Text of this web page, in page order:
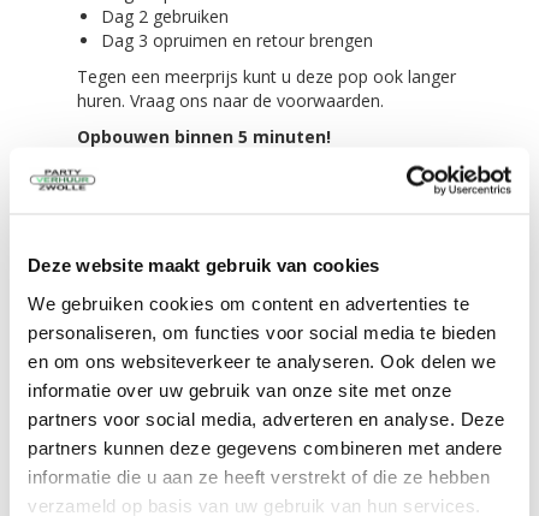
Deze website maakt gebruik van cookies
We gebruiken cookies om content en advertenties te
personaliseren, om functies voor social media te bieden
en om ons websiteverkeer te analyseren. Ook delen we
informatie over uw gebruik van onze site met onze
partners voor social media, adverteren en analyse. Deze
partners kunnen deze gegevens combineren met andere
informatie die u aan ze heeft verstrekt of die ze hebben
verzameld op basis van uw gebruik van hun services.
Dag 2 gebruiken
Dag 3 opruimen en retour brengen
Tegen een meerprijs kunt u deze pop ook langer
huren. Vraag ons naar de voorwaarden.
Opbouwen binnen 5 minuten!
Het opbouwen van de pop kunt u zelf. Liefst met
'Meneer" binnen 5 minuten!
Alles wordt meegeleverd bij het huren van de
feestpop bouwvakker 21 jaar!
De opblaasbare pop zelf in een transport zak
Scheer/spanlijnen,
4 grote haringen voor in de grond
4 kleine haringen voor tussen de tegels of
klinkers
De blower van 480 Watt